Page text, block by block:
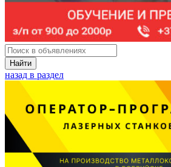
Найти
назад в раздел